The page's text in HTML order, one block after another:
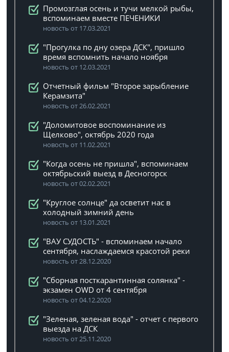
Промозглая осень и тучи мелкой рыбы,
вспоминаем вместе ПЕЧЕНИКИ
новость от 17.03.2021
"Прогулка по дну озера ДСК", пришло
время вспомнить начало ноября
новость от 12.03.2021
Отчетный фильм "Второе зарыбление
Керамзита"
новость от 26.02.2021
"Доломитовое воспоминание из
Щелково", октябрь 2020 года
новость от 11.02.2021
"Когда осень не пришла", вспоминаем
октябрьский выезд в Десногорск
новость от 02.02.2021
"Круглое солнце" да осветит нас в
холодный зимний день
новость от 13.01.2021
"ВАУ СУДОСТЬ" - вспоминаем начало
сентября, наслаждаемся красотой реки
новость от 28.12.2020
"Сборная посткарантинная солянка" -
экзамен OWD от 4 сентября
новость от 04.12.2020
"Зеленая, зеленая вода" - отчет с первого
выезда на ДСК
новость от 25.11.2020